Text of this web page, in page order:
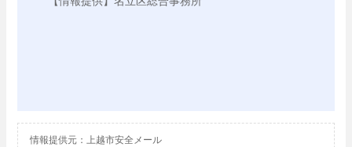
情報提供元：上越市安全メール